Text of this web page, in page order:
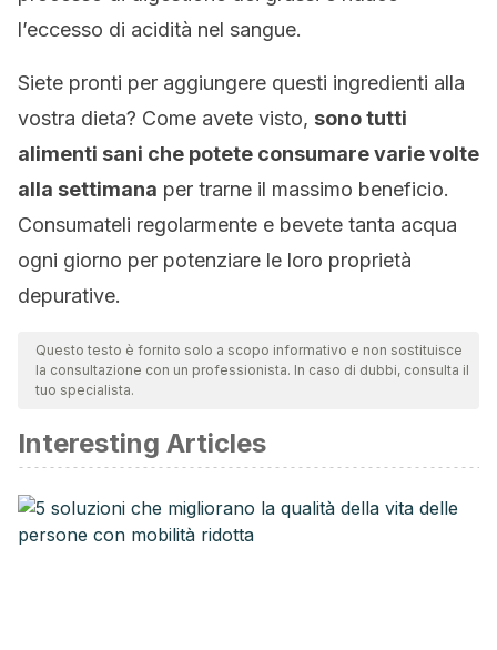
l’eccesso di acidità nel sangue.
Siete pronti per aggiungere questi ingredienti alla
vostra dieta? Come avete visto, sono tutti
alimenti sani che potete consumare varie volte
alla settimana per trarne il massimo beneficio.
Consumateli regolarmente e bevete tanta acqua
ogni giorno per potenziare le loro proprietà
depurative.
Questo testo è fornito solo a scopo informativo e non sostituisce
la consultazione con un professionista. In caso di dubbi, consulta il
tuo specialista.
Interesting Articles